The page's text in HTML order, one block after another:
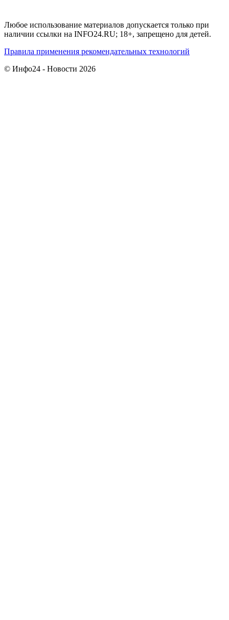
Любое использование материалов допускается только при
наличии ссылки на INFO24.RU; 18+, запрещено для детей.
Правила применения рекомендательных технологий
© Инфо24 - Новости 2026